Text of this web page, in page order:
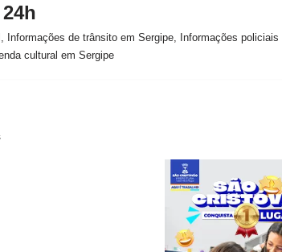
de trânsito em Sergipe, Informações policiais
cultural em Sergipe